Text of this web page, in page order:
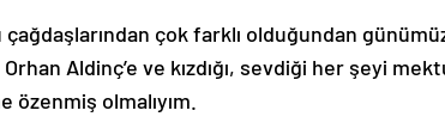
çok farklı olduğundan
Aldinç’e ve kızdığı, sevdiği her şeyi
özenmiş olmalıyım.